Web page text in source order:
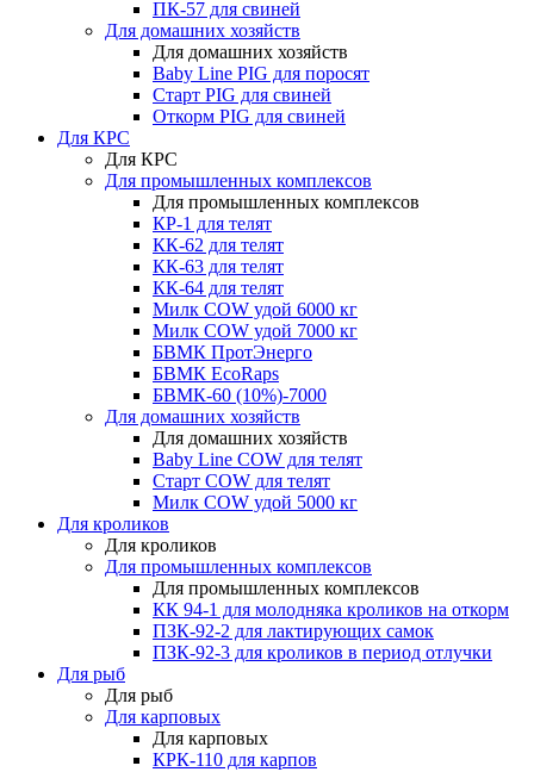
ПК-57 для свиней
Для домашних хозяйств
Для домашних хозяйств
Baby Line PIG для поросят
Старт PIG для свиней
Откорм PIG для свиней
Для КРС
Для КРС
Для промышленных комплексов
Для промышленных комплексов
КР-1 для телят
КК-62 для телят
КК-63 для телят
КК-64 для телят
Милк COW удой 6000 кг
Милк COW удой 7000 кг
БВМК ПротЭнерго
БВМК EcoRaps
БВМК-60 (10%)-7000
Для домашних хозяйств
Для домашних хозяйств
Baby Line COW для телят
Старт COW для телят
Милк COW удой 5000 кг
Для кроликов
Для кроликов
Для промышленных комплексов
Для промышленных комплексов
КК 94-1 для молодняка кроликов на откорм
ПЗК-92-2 для лактирующих самок
ПЗК-92-3 для кроликов в период отлучки
Для рыб
Для рыб
Для карповых
Для карповых
КРК-110 для карпов